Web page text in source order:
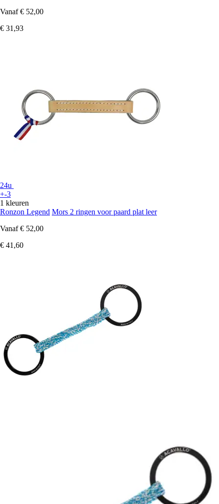
Vanaf € 52,00
€ 31,93
24u
+-3
1 kleuren
Ronzon Legend Mors 2 ringen voor paard plat leer
Vanaf € 52,00
€ 41,60